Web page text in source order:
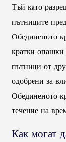
Тъй като
пътниците
Обединеното
кратки опашки
пътници от
одобрени за
Обединеното
течение на
Как могат